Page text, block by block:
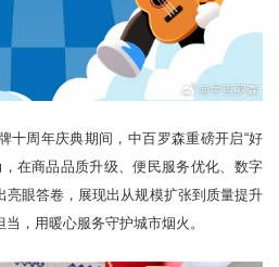
周年庆典期间，中百罗森重磅开启“好
在商品品质升级、便民服务优化、数字
亮眼答卷，展现出从规模扩张到质量提升
，用暖心服务守护城市烟火。